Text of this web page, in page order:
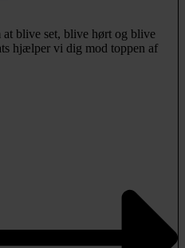
blive set, blive hørt og blive
hjælper vi dig mod toppen af